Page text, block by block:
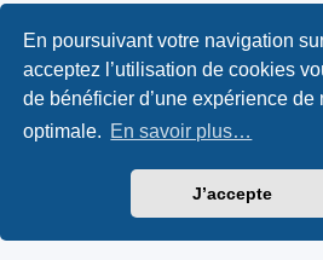
En poursuivant votre navigation
acceptez l’utilisation de cookies
de bénéficier d’une expérience de
optimale. En savoir plus…
J’accepte